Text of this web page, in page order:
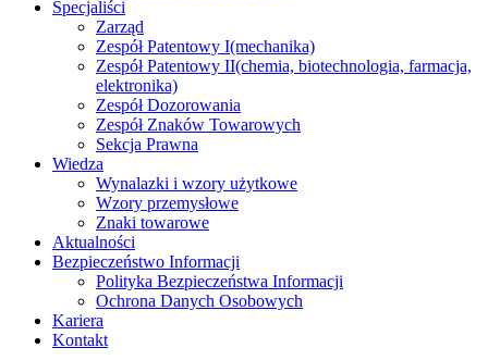
Specjaliści
Zarząd
Zespół Patentowy I(mechanika)
Zespół Patentowy II(chemia, biotechnologia, farmacja,
elektronika)
Zespół Dozorowania
Zespół Znaków Towarowych
Sekcja Prawna
Wiedza
Wynalazki i wzory użytkowe
Wzory przemysłowe
Znaki towarowe
Aktualności
Bezpieczeństwo Informacji
Polityka Bezpieczeństwa Informacji
Ochrona Danych Osobowych
Kariera
Kontakt